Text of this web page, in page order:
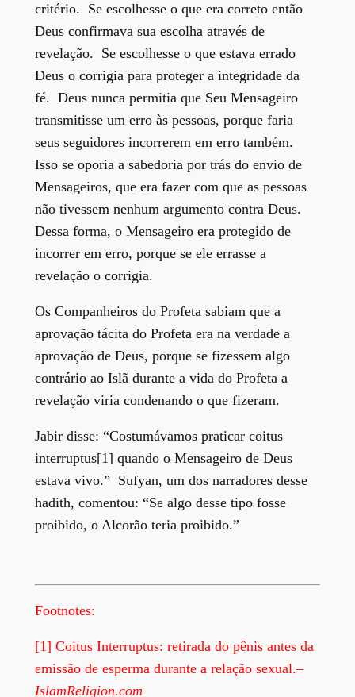
critério. Se escolhesse o que era correto então
Deus confirmava sua escolha através de
revelação. Se escolhesse o que estava errado
Deus o corrigia para proteger a integridade da
fé. Deus nunca permitia que Seu Mensageiro
transmitisse um erro às pessoas, porque faria
seus seguidores incorrerem em erro também.
Isso se oporia a sabedoria por trás do envio de
Mensageiros, que era fazer com que as pessoas
não tivessem nenhum argumento contra Deus.
Dessa forma, o Mensageiro era protegido de
incorrer em erro, porque se ele errasse a
revelação o corrigia.
Os Companheiros do Profeta sabiam que a
aprovação tácita do Profeta era na verdade a
aprovação de Deus, porque se fizessem algo
contrário ao Islã durante a vida do Profeta a
revelação viria condenando o que fizeram.
Jabir disse: “Costumávamos praticar coitus
interruptus[1] quando o Mensageiro de Deus
estava vivo.” Sufyan, um dos narradores desse
hadith, comentou: “Se algo desse tipo fosse
proibido, o Alcorão teria proibido.”
Footnotes:
[1] Coitus Interruptus: retirada do pênis antes da
emissão de esperma durante a relação sexual.–
IslamReligion.com